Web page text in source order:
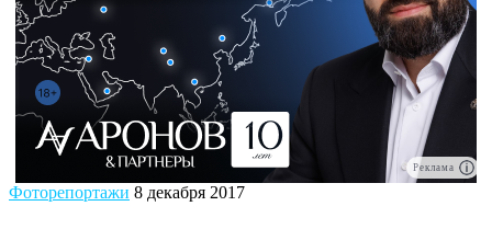
Реклама
Фоторепортажи 8 декабря 2017